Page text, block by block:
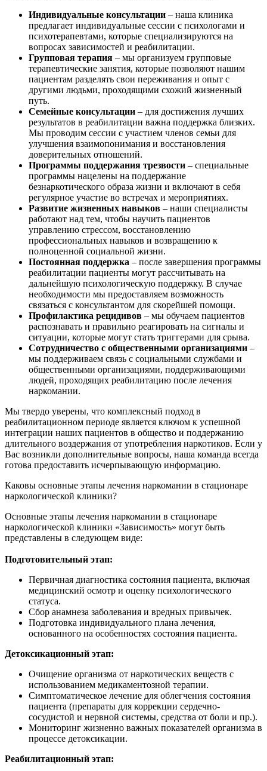
Индивидуальные консультации – наша клиника
предлагает индивидуальные сессии с психологами и
психотерапевтами, которые специализируются на
вопросах зависимостей и реабилитации.
Групповая терапия – мы организуем групповые
терапевтические занятия, которые позволяют нашим
пациентам разделять свои переживания и опыт с
другими людьми, проходящими схожий жизненный
путь.
Семейные консультации – для достижения лучших
результатов в реабилитации важна поддержка близких.
Мы проводим сессии с участием членов семьи для
улучшения взаимопонимания и восстановления
доверительных отношений.
Программы поддержания трезвости – специальные
программы нацелены на поддержание
безнаркотического образа жизни и включают в себя
регулярное участие во встречах и мероприятиях.
Развитие жизненных навыков – наши специалисты
работают над тем, чтобы научить пациентов
управлению стрессом, восстановлению
профессиональных навыков и возвращению к
полноценной социальной жизни.
Постоянная поддержка – после завершения программы
реабилитации пациенты могут рассчитывать на
дальнейшую психологическую поддержку. В случае
необходимости мы предоставляем возможность
связаться с консультантом для скорейшей помощи.
Профилактика рецидивов – мы обучаем пациентов
распознавать и правильно реагировать на сигналы и
ситуации, которые могут стать триггерами для срыва.
Сотрудничество с общественными организациями –
мы поддерживаем связь с социальными службами и
общественными организациями, поддерживающими
людей, проходящих реабилитацию после лечения
наркомании.
Мы твердо уверены, что комплексный подход в
реабилитационном периоде является ключом к успешной
интеграции наших пациентов в общество и поддержанию
длительного воздержания от употребления наркотиков. Если у
Вас возникли дополнительные вопросы, наша команда всегда
готова предоставить исчерпывающую информацию.
Каковы основные этапы лечения наркомании в стационаре
наркологической клиники?
Основные этапы лечения наркомании в стационаре
наркологической клиники «Зависимость» могут быть
представлены в следующем виде:
Подготовительный этап:
Первичная диагностика состояния пациента, включая
медицинский осмотр и оценку психологического
статуса.
Сбор анамнеза заболевания и вредных привычек.
Подготовка индивидуального плана лечения,
основанного на особенностях состояния пациента.
Детоксикационный этап:
Очищение организма от наркотических веществ с
использованием медикаментозной терапии.
Симптоматическое лечение для облегчения состояния
пациента (препараты для коррекции сердечно-
сосудистой и нервной системы, средства от боли и пр.).
Мониторинг жизненно важных показателей организма в
процессе детоксикации.
Реабилитационный этап: